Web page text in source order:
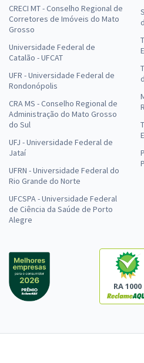
CRECI MT - Conselho Regional de
Corretores de Imóveis do Mato
Grosso
Universidade Federal de
Catalão - UFCAT
UFR - Universidade Federal de
Rondonópolis
CRA MS - Conselho Regional de
Administração do Mato Grosso
do Sul
UFJ - Universidade Federal de
Jataí
UFRN - Universidade Federal do
Rio Grande do Norte
UFCSPA - Universidade Federal
de Ciência da Saúde de Porto
Alegre
RA 1000